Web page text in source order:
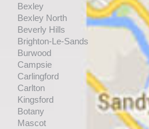
Bexley
Bexley North
Beverly Hills
Brighton-Le-Sands
Burwood
Campsie
Carlingford
Carlton
Kingsford
Botany
Mascot